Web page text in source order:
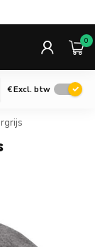
0
€Excl. btw